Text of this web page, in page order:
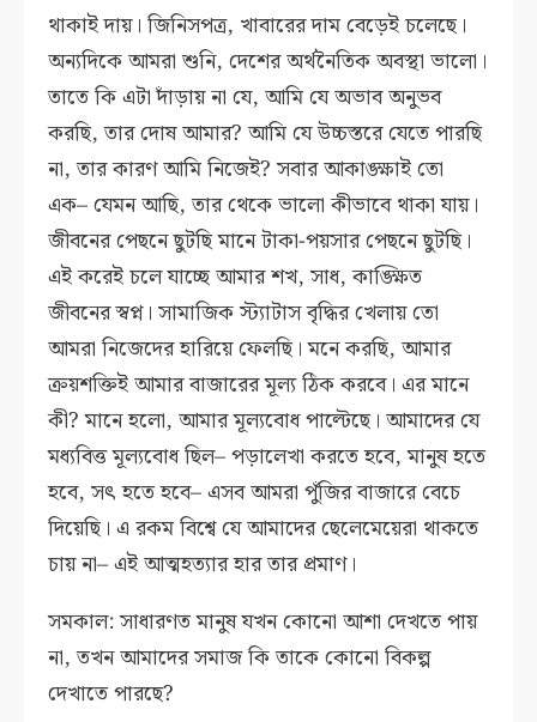
থাকাই দায়। জিনিসপত্র, খাবারের দাম বেড়েই চলেছে।
অন্যদিকে আমরা শুনি, দেশের অর্থনৈতিক অবস্থা ভালো।
তাতে কি এটা দাঁড়ায় না যে, আমি যে অভাব অনুভব
করছি, তার দোষ আমার? আমি যে উচ্চস্তরে যেতে পারছি
না, তার কারণ আমি নিজেই? সবার আকাঙ্ক্ষাই তো
এক– যেমন আছি, তার থেকে ভালো কীভাবে থাকা যায়।
জীবনের পেছনে ছুটছি মানে টাকা-পয়সার পেছনে ছুটছি।
এই করেই চলে যাচ্ছে আমার শখ, সাধ, কাঙ্ক্ষিত
জীবনের স্বপ্ন। সামাজিক স্ট্যাটাস বৃদ্ধির খেলায় তো
আমরা নিজেদের হারিয়ে ফেলছি। মনে করছি, আমার
ক্রয়শক্তিই আমার বাজারের মূল্য ঠিক করবে। এর মানে
কী? মানে হলো, আমার মূল্যবোধ পাল্টেছে। আমাদের যে
মধ্যবিত্ত মূল্যবোধ ছিল– পড়ালেখা করতে হবে, মানুষ হতে
হবে, সৎ হতে হবে– এসব আমরা পুঁজির বাজারে বেচে
দিয়েছি। এ রকম বিশ্বে যে আমাদের ছেলেমেয়েরা থাকতে
চায় না– এই আত্মহত্যার হার তার প্রমাণ।
সমকাল: সাধারণত মানুষ যখন কোনো আশা দেখতে পায়
না, তখন আমাদের সমাজ কি তাকে কোনো বিকল্প
দেখাতে পারছে?